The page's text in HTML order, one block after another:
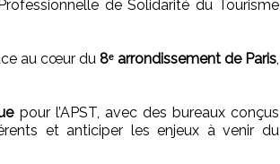
de Solidarité du Tourisme
au cœur du 8ᵉ arrondissement de Paris,
pour l’APST, avec des bureaux conçus
et anticiper les enjeux à venir du